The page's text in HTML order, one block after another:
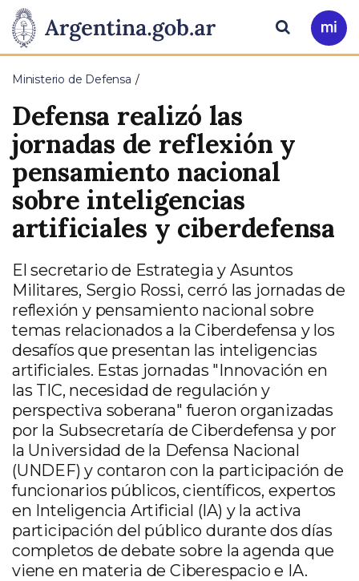
Presidencia
de
la
Nación
Pasar al contenido principal
Ir
a
Buscar
Ministerio de Defensa
Defensa realizó las
jornadas de reflexión y
pensamiento nacional
sobre inteligencias
artificiales y ciberdefensa
El secretario de Estrategia y Asuntos
Militares, Sergio Rossi, cerró las jornadas de
reflexión y pensamiento nacional sobre
temas relacionados a la Ciberdefensa y los
desafíos que presentan las inteligencias
artificiales. Estas jornadas "Innovación en
las TIC, necesidad de regulación y
perspectiva soberana" fueron organizadas
por la Subsecretaría de Ciberdefensa y por
la Universidad de la Defensa Nacional
(UNDEF) y contaron con la participación de
funcionarios públicos, científicos, expertos
en Inteligencia Artificial (IA) y la activa
participación del público durante dos días
completos de debate sobre la agenda que
viene en materia de Ciberespacio e IA.